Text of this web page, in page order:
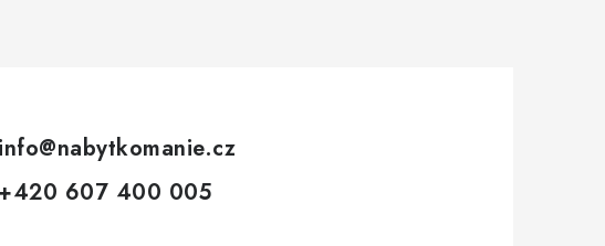
info@nabytkomanie.cz
+420 607 400 005